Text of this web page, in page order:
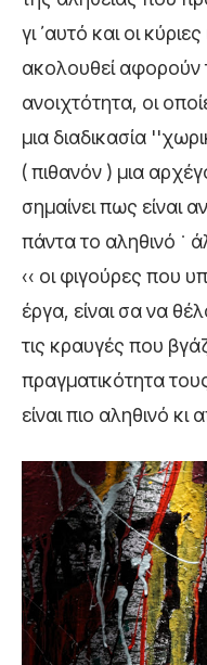
γι ᾿ αυτό και οι
ακολουθεί αφορούν
ανοιχτότητα, οι
μια διαδικασία
( πιθανόν ) μια
σημαίνει πως είναι
πάντα το αληθινό ˙
‹‹ οι φιγούρες που
έργα, είναι σα να
τις κραυγές που
πραγματικότητα
είναι πιο αληθινό κι